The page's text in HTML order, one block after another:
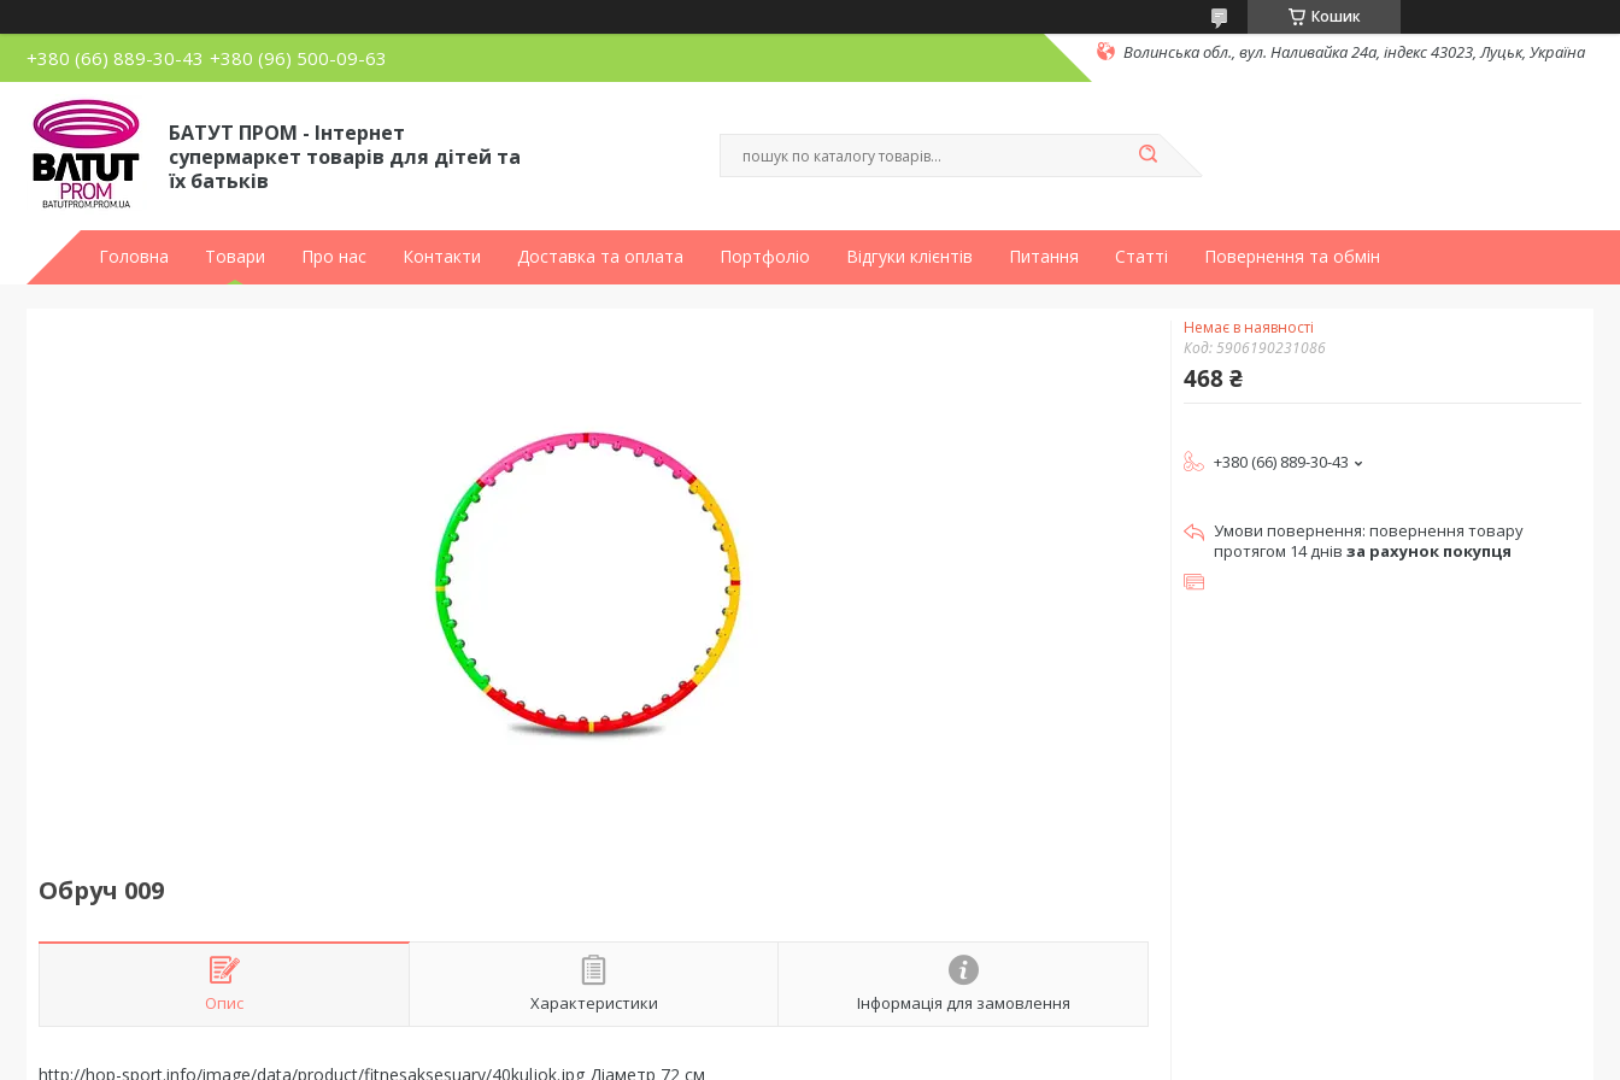
Кошик
+380 (66) 889-30-43 +380 (96) 500-09-63 Волинська обл., вул. Наливайка 24а, індекс 43023, Луцьк, Україна
БАТУТ ПРОМ - Інтернет
супермаркет товарів для дітей та
їх батьків
Головна Товари Про нас Контакти Доставка та оплата Портфоліо Відгуки клієнтів Питання Статті Повернення та обмін
Обруч 009
Опис Характеристики Інформація для замовлення
http://hop-sport.info/image/data/product/fitnesaksesuary/40kuljok.jpg Діаметр 72 см
Немає в наявності
Код:5906190231086
468 ₴
+380 (66) 889-30-43
повернення товару
протягом 14 днів за рахунок покупця